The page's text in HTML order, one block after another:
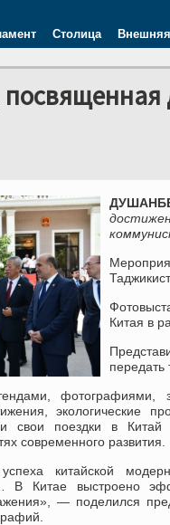
Столица
Китая в
передать
ами , фотографиями ,
экологические
свои поездки в
современного развития.
китайской
В Китае выстроено
» , — поделился